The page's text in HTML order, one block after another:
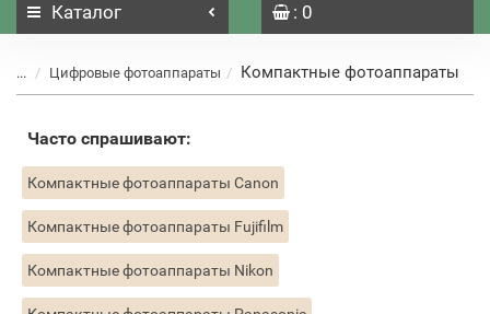
Каталог : 0
... Цифровые фотоаппараты Компактные фотоаппараты
Часто спрашивают:
Компактные фотоаппараты Canon
Компактные фотоаппараты Fujifilm
Компактные фотоаппараты Nikon